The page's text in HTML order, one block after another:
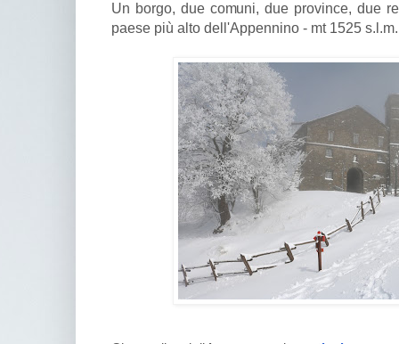
Un borgo, due comuni, due province, due
paese più alto dell'Appennino - mt 1525 s.l.m.